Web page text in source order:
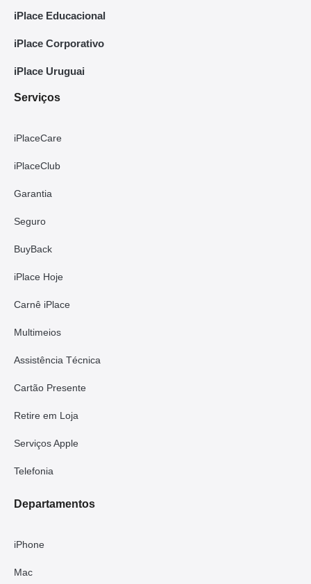
iPlace Educacional
iPlace Corporativo
iPlace Uruguai
Serviços
iPlaceCare
iPlaceClub
Garantia
Seguro
BuyBack
iPlace Hoje
Carnê iPlace
Multimeios
Assistência Técnica
Cartão Presente
Retire em Loja
Serviços Apple
Telefonia
Departamentos
iPhone
Mac